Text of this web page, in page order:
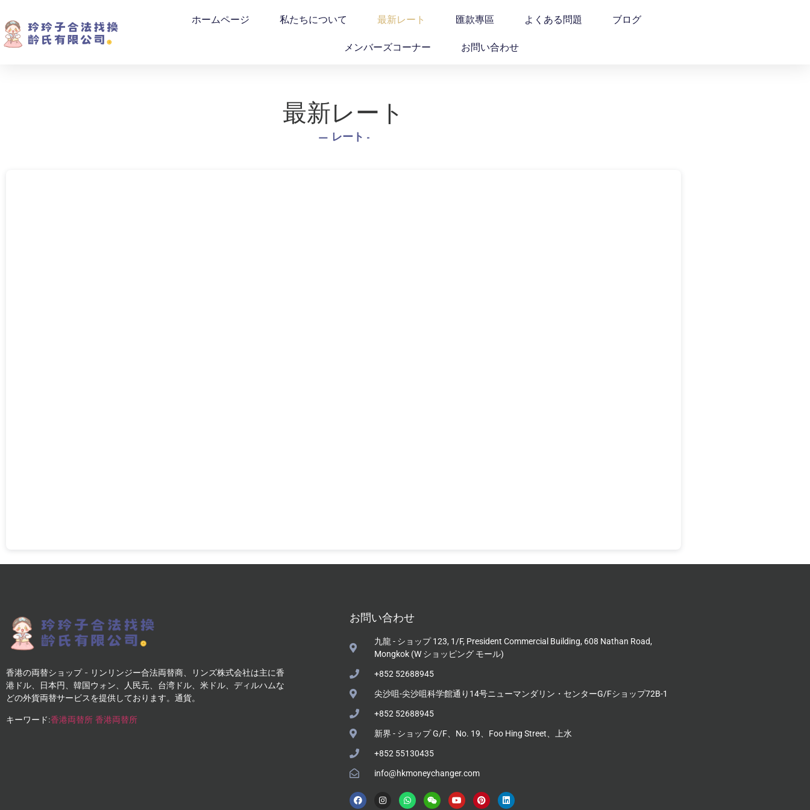
ホームページ 私たちについて 最新レート 匯款專區 よくある問題 ブログ
メンバーズコーナー お問い合わせ
最新レート
— レート -
香港の両替ショップ - リンリンジー合法両替商、リンズ株式会社は主に香
港ドル、日本円、韓国ウォン、人民元、台湾ドル、米ドル、ディルハムな
どの外貨両替サービスを提供しております。通貨。
キーワード:香港両替所 香港両替所
お問い合わせ
九龍 - ショップ 123, 1/F, President Commercial Building, 608 Nathan Road,
Mongkok (W ショッピング モール)
+852 52688945
尖沙咀-尖沙咀科学館通り14号ニューマンダリン・センターG/Fショップ72B-1
+852 52688945
新界 - ショップ G/F、No. 19、Foo Hing Street、上水
+852 55130435
info@hkmoneychanger.com